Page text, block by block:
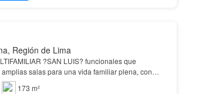
Región de Lima
?SAN LUIS? funcionales que
salas para una vida familiar plena, con
en el distrito de
173 m²